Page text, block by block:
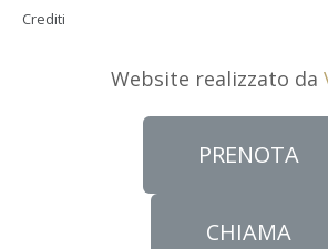
Crediti
Website realizzato da
PRENOTA
CHIAMA